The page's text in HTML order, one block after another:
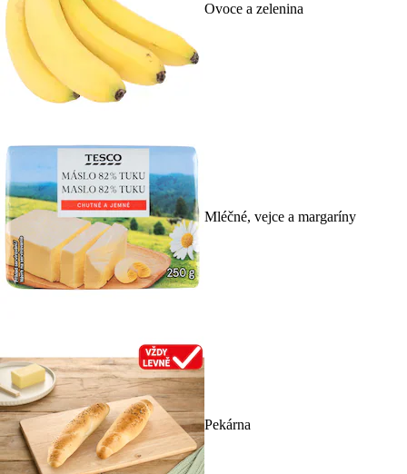
Ovoce a zelenina
Mléčné, vejce a margaríny
Pekárna